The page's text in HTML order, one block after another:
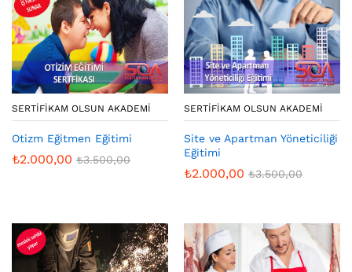
SERTIFIKAM OLSUN AKADEMI
Otizm Eğitmen Eğitimi
₺2.000,00 ₺3.500,00
SERTIFIKAM OLSUN AKADEMI
Site ve Apartman Yöneticiliği
Eğitimi
₺2.000,00 ₺3.500,00